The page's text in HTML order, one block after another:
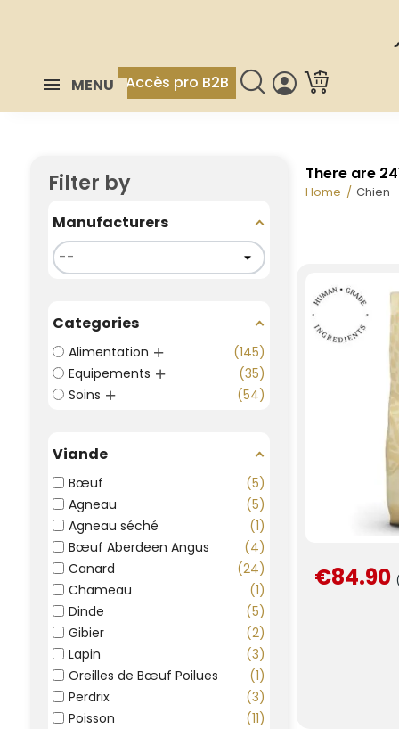
MENU Accès pro B2B
Filter by
Manufacturers
Categories
Alimentation
145
Equipements
35
Soins
54
Viande
Bœuf
5
Agneau
5
Agneau séché
1
Bœuf Aberdeen Angus
4
Canard
24
Chameau
1
Dinde
5
Gibier
2
Lapin
3
Oreilles de Bœuf Poilues
1
Perdrix
3
Poisson
11
There are
Home Chien
€84.90